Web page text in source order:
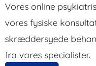
Vores online
vores fysiske
skræddersyede
fra vores specialister.